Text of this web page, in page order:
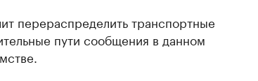
перераспределить транспортные
пути сообщения в данном